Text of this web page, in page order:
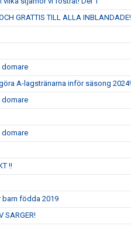
GRATTIS TILL ALLA INBLANDADE!
domare
A-lagstränarna inför säsong 2024!
domare
domare
!!
barn födda 2019
SARGER!